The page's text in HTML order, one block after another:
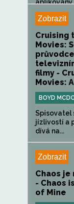
Zobrazit
Cruising
Movies:
průvodce
filmy -
Movies:
BOYD
Spisovatel
jízlivostí a
dívá na...
Zobrazit
Chaos
- Chaos
of Mine